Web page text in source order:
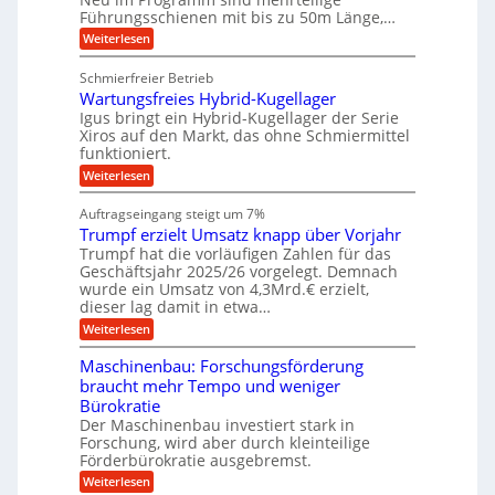
u
n
g
e
n
b
b
e
w
e
g
u
n
g
e
n
i
v
e
n
d
M
a
s
c
h
i
e
n
b
a
u
e
r
k
z
e
u
g
k
r
e
i
s
a
u
f
Führungsschienen mit bis zu 50m Länge,…
Weiterlesen:
K
g
e
l
s
c
h
i
e
e
n
f
ü
h
r
u
n
g
e
n
B
S
C
L
w
e
i
Schmierfreier Betrieb
Wartungsfreies Hybrid-Kugellager
Igus bringt ein Hybrid-Kugellager der Serie
Xiros auf den Markt, das ohne Schmiermittel
funktioniert.
Weiterlesen:
W
r
t
u
n
g
s
f
r
e
e
s
H
y
b
r
i
d
Auftragseingang steigt um 7%
Trumpf erzielt Umsatz knapp über Vorjahr
Trumpf hat die vorläufigen Zahlen für das
Geschäftsjahr 2025/26 vorgelegt. Demnach
wurde ein Umsatz von 4,3Mrd.€ erzielt,
dieser lag damit in etwa…
Weiterlesen:
T
u
m
p
f
e
r
z
i
Maschinenbau: Forschungsförderung
braucht mehr Tempo und weniger
Bürokratie
Der Maschinenbau investiert stark in
Forschung, wird aber durch kleinteilige
Förderbürokratie ausgebremst.
Weiterlesen: